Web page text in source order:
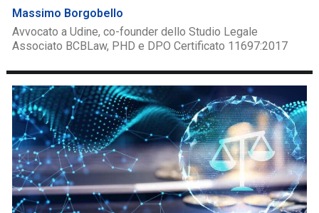
Massimo Borgobello
Avvocato a Udine, co-founder dello Studio Legale
Associato BCBLaw, PHD e DPO Certificato 11697:2017